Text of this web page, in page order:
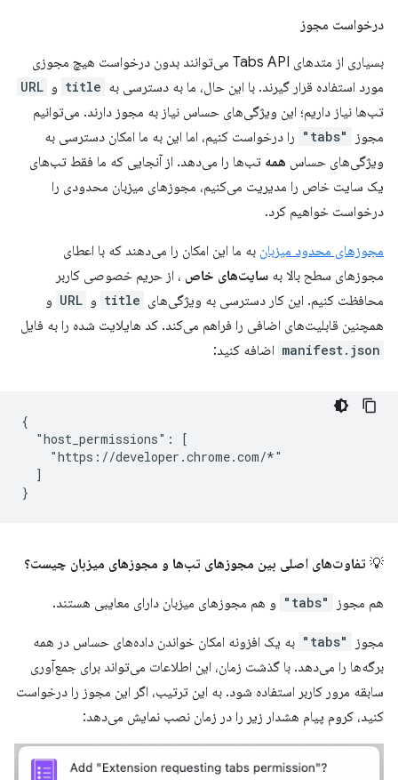
درخواست مجوز
بسیاری از متدهای Tabs API می‌توانند بدون درخواست هیچ مجوزی
مورد استفاده قرار گیرند. با این حال، ما به دسترسی به title و URL
تب‌ها نیاز داریم؛ این ویژگی‌های حساس نیاز به مجوز دارند. می‌توانیم
مجوز
"tabs"
را درخواست کنیم، اما این به ما امکان دسترسی به
ویژگی‌های حساس همه تب‌ها را می‌دهد. از آنجایی که ما فقط تب‌های
یک سایت خاص را مدیریت می‌کنیم، مجوزهای میزبان محدودی را
درخواست خواهیم کرد.
مجوزهای محدود میزبان به ما این امکان را می‌دهند که با اعطای
مجوزهای سطح بالا به سایت‌های خاص ، از حریم خصوصی کاربر
محافظت کنیم. این کار دسترسی به ویژگی‌های title و URL و
همچنین قابلیت‌های اضافی را فراهم می‌کند. کد هایلایت شده را به فایل
manifest.json اضافه کنید:
{
  "host_permissions": [
    "https://developer.chrome.com/*"
  ]
💡 تفاوت‌های اصلی بین مجوزهای تب‌ها و مجوزهای میزبان چیست؟
هم مجوز "tabs" و هم مجوزهای میزبان دارای معایبی هستند.
مجوز "tabs"
به یک افزونه امکان خواندن داده‌های حساس در همه
برگه‌ها را می‌دهد. با گذشت زمان، این اطلاعات می‌تواند برای جمع‌آوری
سابقه مرور کاربر استفاده شود. به این ترتیب، اگر این مجوز را درخواست
کنید، کروم پیام هشدار زیر را در زمان نصب نمایش می‌دهد: